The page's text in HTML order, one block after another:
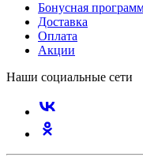
Бонусная
Доставка
Оплата
Акции
Наши социальные сети